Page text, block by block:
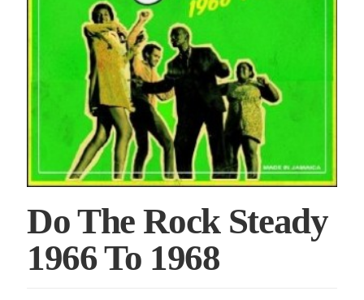
Do The Rock Steady
1966 To 1968